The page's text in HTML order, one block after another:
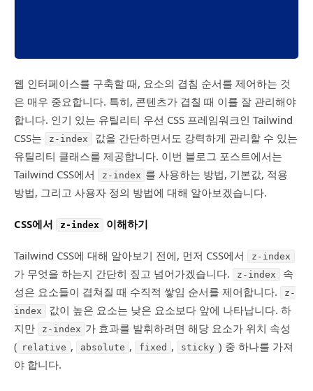
웹 인터페이스를 구축할 때, 요소의 겹침 순서를 제어하는 것
은 매우 중요합니다. 특히, 콘텐츠가 겹칠 때 이를 잘 관리해야
합니다. 인기 있는 유틸리티 우선 CSS 프레임워크인 Tailwind
CSS는
z-index
값을 간단하면서도 강력하게 관리할 수 있는
유틸리티 클래스를 제공합니다. 이번 블로그 포스트에서는
Tailwind CSS에서
z-index 를 사용하는 방법, 기본값, 적용
방법, 그리고 사용자 정의 방법에 대해 알아보겠습니다.
CSS에서 z-index 이해하기
Tailwind CSS에 대해 알아보기 전에, 먼저 CSS에서 z-index
가 무엇을 하는지 간단히 짚고 넘어가겠습니다. z-index
속
성은 요소들이 겹쳐질 때 수직적 쌓임 순서를 제어합니다.
z-
index
값이 높은 요소는 낮은 요소보다 앞에 나타납니다. 하
지만
z-index 가 효과를 발휘하려면 해당 요소가 위치 속성
( relative , absolute , fixed , sticky ) 중 하나를 가져
야 합니다.